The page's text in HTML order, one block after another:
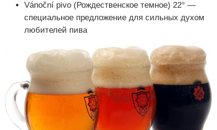
Vánoční pivo (Рождественское темное) 22° —
специальное предложение для сильных духом
любителей пива